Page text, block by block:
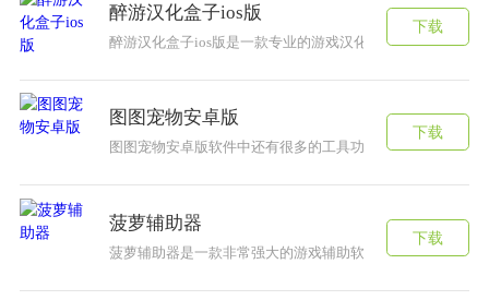
醉游汉化盒子ios版
醉游汉化盒子ios版是一款专业的游戏汉化工具神器。手游
下载
图图宠物安卓版
图图宠物安卓版软件中还有很多的工具功能操作方式等待
下载
菠萝辅助器
菠萝辅助器是一款非常强大的游戏辅助软件，软件中拥有
下载